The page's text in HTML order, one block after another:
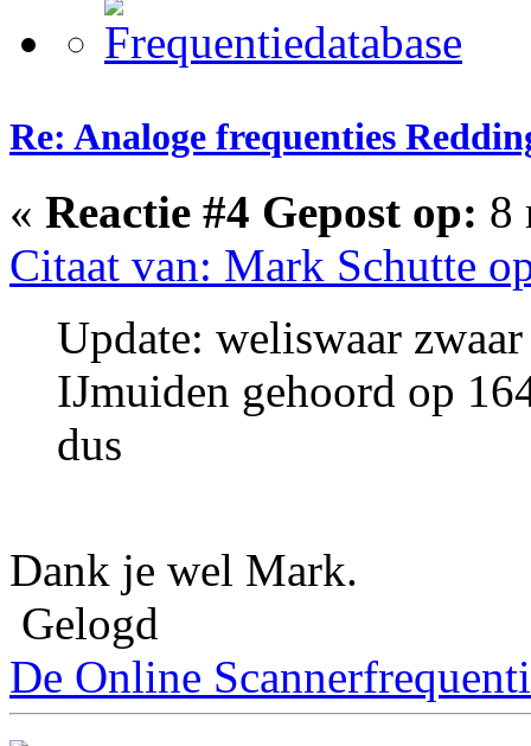
Re: Analoge frequenties
« Reactie #4 Gepost op: 8
Citaat van: Mark Schutte
Update: weliswaar
IJmuiden gehoord op
dus
Dank je wel Mark.
Gelogd
De Online